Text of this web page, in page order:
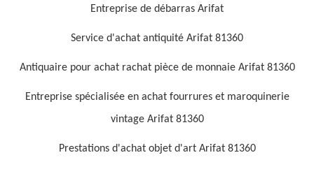
Entreprise de débarras Arifat
Service d'achat antiquité Arifat 81360
Antiquaire pour achat rachat pièce de monnaie Arifat 81360
Entreprise spécialisée en achat fourrures et maroquinerie
vintage Arifat 81360
Prestations d'achat objet d'art Arifat 81360